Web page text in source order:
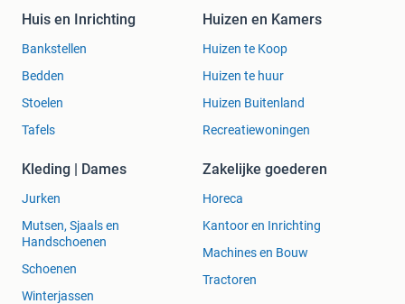
Huis en Inrichting
Bankstellen
Bedden
Stoelen
Tafels
Huizen en Kamers
Huizen te Koop
Huizen te huur
Huizen Buitenland
Recreatiewoningen
Kleding | Dames
Jurken
Mutsen, Sjaals en
Handschoenen
Schoenen
Winterjassen
Zakelijke goederen
Horeca
Kantoor en Inrichting
Machines en Bouw
Tractoren